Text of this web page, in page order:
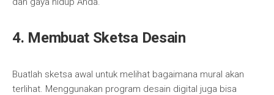
4. Membuat Sketsa Desain
Buatlah sketsa awal untuk melihat bagaimana mural akan
terlihat. Menggunakan program desain digital juga bisa